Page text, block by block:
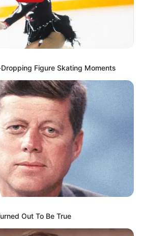
Figure Skating Moments
Out To Be True